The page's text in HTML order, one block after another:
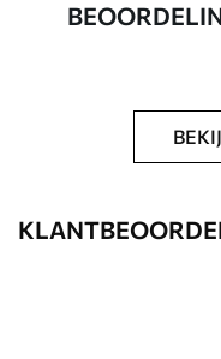
Artikelnummer
Beschikbare materialen
Standaard